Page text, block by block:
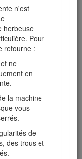
n'est
herbeuse
Pour
retourne :
ne
en
la machine
vous
de
des trous et
ou des
de
ou
pour
personnes, et
est
dommages
et à leurs